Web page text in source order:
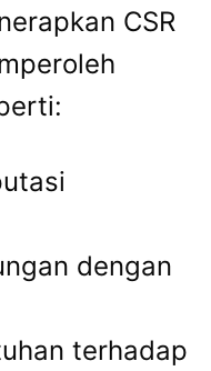
CSR
dengan
terhadap